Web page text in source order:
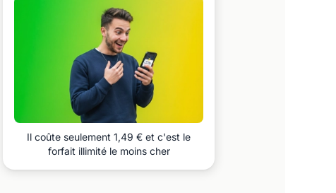
Il coûte seulement 1,49 € et c'est le
forfait illimité le moins cher